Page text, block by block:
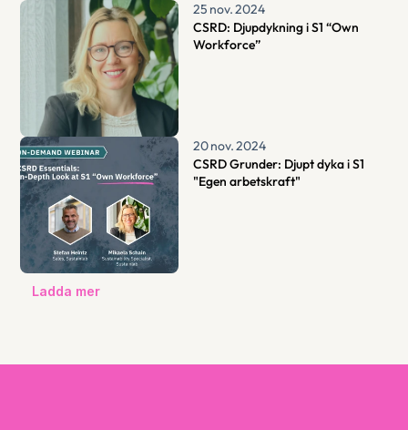
25 nov. 2024
CSRD: Djupdykning i S1 “Own
Workforce”
20 nov. 2024
CSRD Grunder: Djupt dyka i S1
"Egen arbetskraft"
Ladda mer